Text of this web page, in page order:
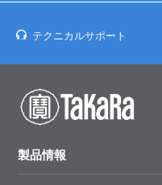
テクニカルサポート
製品情報